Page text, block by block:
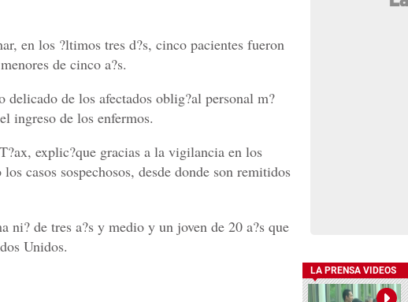
en los ?ltimos tres d?s, cinco pacientes fueron
de cinco a?s.
de los afectados oblig?al personal m?
ingreso de los enfermos.
explic?que gracias a la vigilancia en los
casos sospechosos, desde donde son remitidos
ni? de tres a?s y medio y un joven de 20 a?s que
Unidos.
LA PRENSA VIDEOS